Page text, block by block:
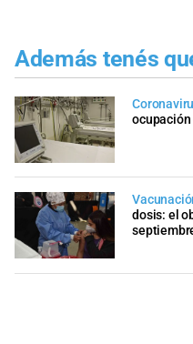
Además tenés
dosis: el